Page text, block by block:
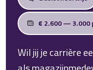
4.500,-
€ 2.600 — 3.000
Wil jij je carrière